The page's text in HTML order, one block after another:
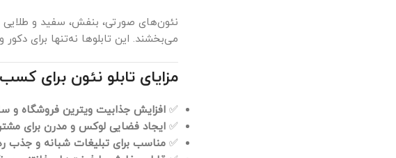
نئون‌های صورتی، بنفش، سفید و طلایی
می‌بخشند. این تابلوها نه‌تنها برای
مزایای تابلو نئون برای
✅ افزایش جذابیت ویترین فروشگاه و
✅ ایجاد فضایی لوکس و مدرن برای
✅ مناسب برای تبلیغات شبانه و جذب